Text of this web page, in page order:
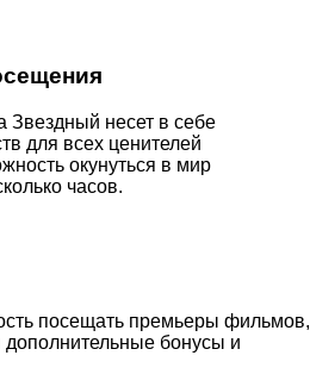
Звездный несет в себе
для всех ценителей
окунуться в мир
часов.
посещать премьеры фильмов,
дополнительные бонусы и